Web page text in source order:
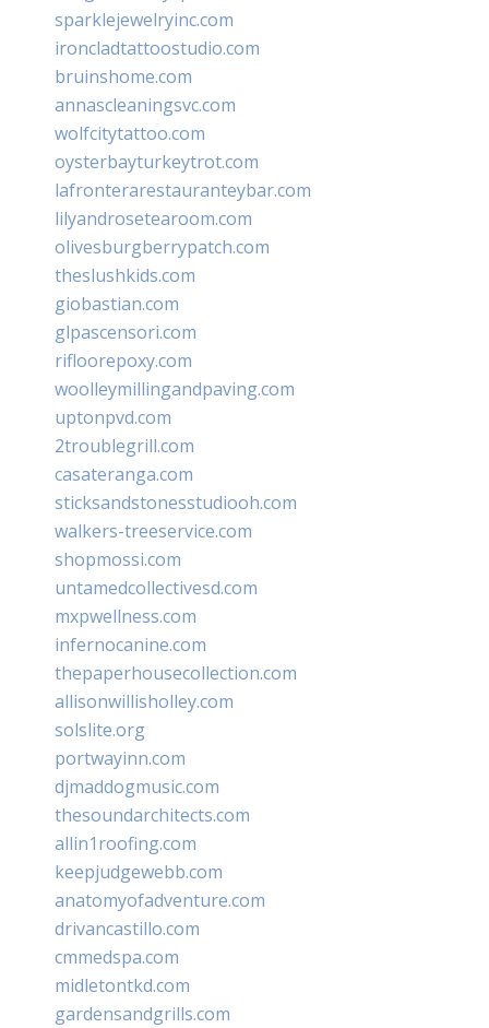
sparklejewelryinc.com
ironcladtattoostudio.com
bruinshome.com
annascleaningsvc.com
wolfcitytattoo.com
oysterbayturkeytrot.com
lafronterarestauranteybar.com
lilyandrosetearoom.com
olivesburgberrypatch.com
theslushkids.com
giobastian.com
glpascensori.com
rifloorepoxy.com
woolleymillingandpaving.com
uptonpvd.com
2troublegrill.com
casateranga.com
sticksandstonesstudiooh.com
walkers-treeservice.com
shopmossi.com
untamedcollectivesd.com
mxpwellness.com
infernocanine.com
thepaperhousecollection.com
allisonwillisholley.com
solslite.org
portwayinn.com
djmaddogmusic.com
thesoundarchitects.com
allin1roofing.com
keepjudgewebb.com
anatomyofadventure.com
drivancastillo.com
cmmedspa.com
midletontkd.com
gardensandgrills.com